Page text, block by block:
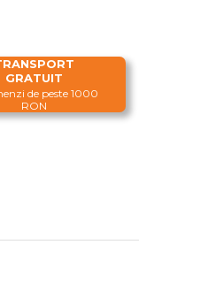
GRATUIT
de peste 1000
RON